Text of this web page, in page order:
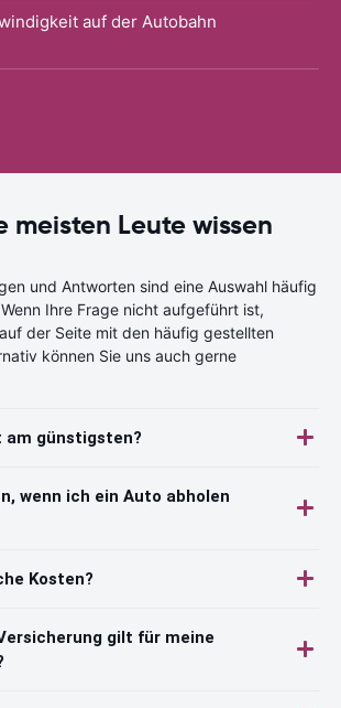
auf der Autobahn
meisten Leute wissen
und Antworten sind eine Auswahl häufig
Ihre Frage nicht aufgeführt ist,
der Seite mit den häufig gestellten
können Sie uns auch gerne
günstigsten?
wenn ich ein Auto abholen
Kosten?
gilt für meine